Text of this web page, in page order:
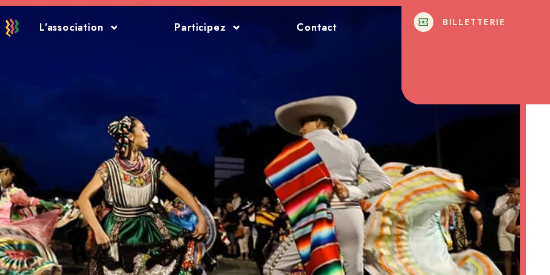
L’association Participez Contact BILLETTERIE
L’association Participez Contact BILLETTERIE